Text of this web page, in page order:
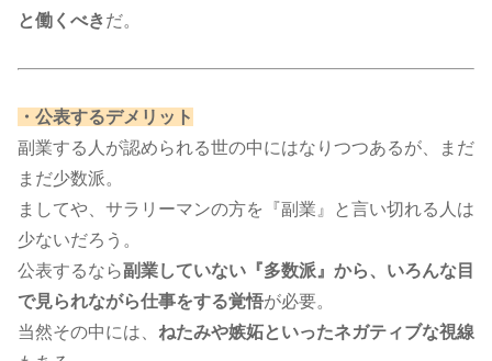
と働くべきだ。​​​
・公表するデメリット
副業する人が認められる世の中にはなりつつあるが、まだ
まだ少数派。
ましてや、サラリーマンの方を『副業』と言い切れる人は
少ないだろう。
公表するなら副業していない『多数派』から、いろんな目
で見られながら仕事をする覚悟が必要。
当然その中には、 ねたみや嫉妬といったネガティブな視線